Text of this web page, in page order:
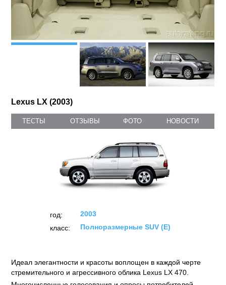
ОТЗЫВЫ ФОТО НОВОСТИ
год:
2003
класс:
Полноразмерные SUV (E)